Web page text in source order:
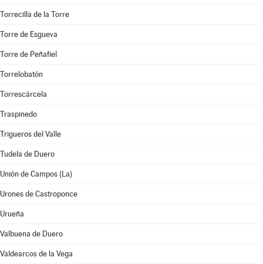
Torrecilla de la Torre
Torre de Esgueva
Torre de Peñafiel
Torrelobatón
Torrescárcela
Traspinedo
Trigueros del Valle
Tudela de Duero
Unión de Campos (La)
Urones de Castroponce
Urueña
Valbuena de Duero
Valdearcos de la Vega